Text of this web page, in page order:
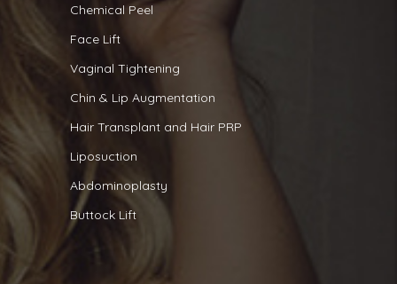
Chemical Peel
Face Lift
Vaginal Tightening
Chin & Lip Augmentation
Hair Transplant and Hair PRP
Liposuction
Abdominoplasty
Buttock Lift